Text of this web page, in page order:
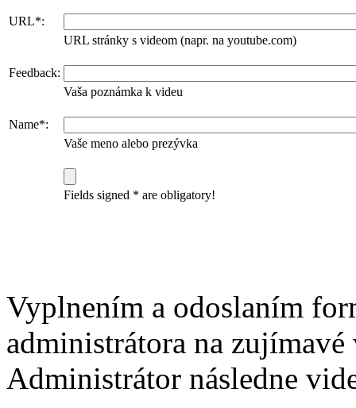
URL*:
URL stránky s videom (napr. na youtube.com)
Feedback:
Vaša poznámka k videu
Name*:
Vaše meno alebo prezývka
Fields signed * are obligatory!
Vyplnením a odoslaním
administrátora na
Administrátor následne